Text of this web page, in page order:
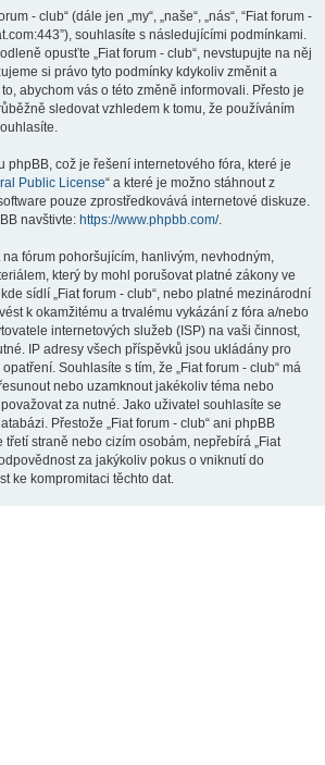
- club“ (dále jen „my“, „naše“, „nás“, “Fiat forum -
souhlasíte s následujícími podmínkami.
opusťte „Fiat forum - club“, nevstupujte na něj
si právo tyto podmínky kdykoliv změnit a
abychom vás o této změně informovali. Přesto je
sledovat vzhledem k tomu, že používáním
phpBB, což je řešení internetového fóra, které je
Public License“ a které je možno stáhnout z
pouze zprostředkovává internetové diskuze.
navštivte: https://www.phpbb.com/.
fórum pohoršujícím, hanlivým, nevhodným,
který by mohl porušovat platné zákony ve
sídlí „Fiat forum - club“, nebo platné mezinárodní
k okamžitému a trvalému vykázání z fóra a/nebo
internetových služeb (ISP) na vaši činnost,
IP adresy všech příspěvků jsou ukládány pro
Souhlasíte s tím, že „Fiat forum - club“ má
nebo uzamknout jakékoliv téma nebo
za nutné. Jako uživatel souhlasíte se
Přestože „Fiat forum - club“ ani phpBB
třetí straně nebo cizím osobám, nepřebírá „Fiat
za jakýkoliv pokus o vniknutí do
ke kompromitaci těchto dat.